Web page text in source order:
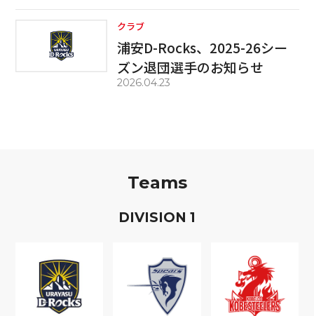
クラブ
浦安D-Rocks、2025-26シー
ズン退団選手のお知らせ
2026.04.23
Teams
DIVISION 1